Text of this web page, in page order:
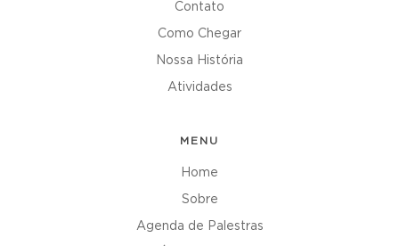
Contato
Como Chegar
Nossa História
Atividades
MENU
Home
Sobre
Agenda de Palestras